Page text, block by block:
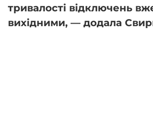
тривалості відключень
вихідними, — додала